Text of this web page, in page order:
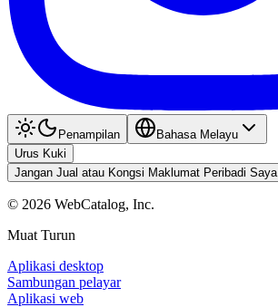
Penampilan
Bahasa Melayu
Urus Kuki
Jangan Jual atau Kongsi Maklumat Peribadi Saya
© 2026 WebCatalog, Inc.
Muat Turun
Aplikasi desktop
Sambungan pelayar
Aplikasi web